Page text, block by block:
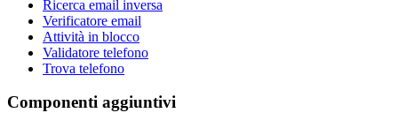
Ricerca email inversa
Verificatore email
Attività in blocco
Validatore telefono
Trova telefono
Componenti aggiuntivi